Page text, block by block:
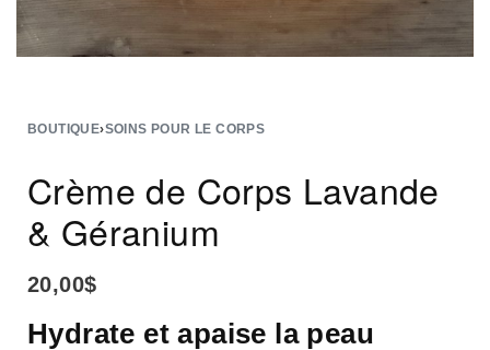
BOUTIQUE›SOINS POUR LE CORPS
Crème de Corps Lavande
& Géranium
20,00$
Hydrate et apaise la peau